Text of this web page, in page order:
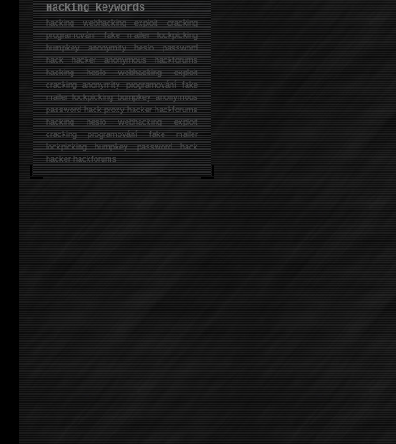
Hacking keywords
hackingwebhacking exploit cracking
programování fake mailer lockpicking
bumpkey anonymity heslo password
hackhacker anonymous hackforums
hackingheslo webhacking exploit
cracking anonymity programování fake
mailer lockpicking bumpkey anonymous
password hack proxy hacker hackforums
hacking heslo webhacking exploit
cracking programování fake mailer
lockpicking bumpkey password hack
hackerhackforums